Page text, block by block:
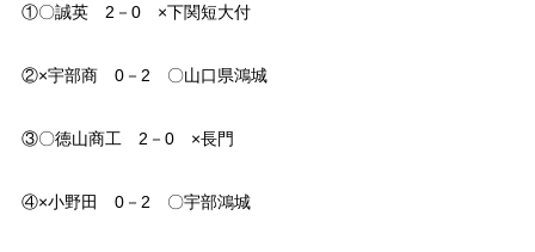
①〇誠英 2－0 ×下関短大付
②×宇部商 0－2 〇山口県鴻城
③〇徳山商工 2－0 ×長門
④×小野田 0－2 〇宇部鴻城